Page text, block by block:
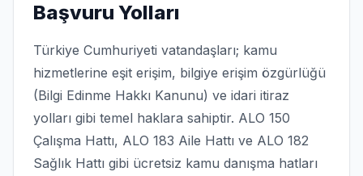
Başvuru Yolları
Türkiye Cumhuriyeti vatandaşları; kamu
hizmetlerine eşit erişim, bilgiye erişim özgürlüğü
(Bilgi Edinme Hakkı Kanunu) ve idari itiraz
yolları gibi temel haklara sahiptir. ALO 150
Çalışma Hattı, ALO 183 Aile Hattı ve ALO 182
Sağlık Hattı gibi ücretsiz kamu danışma hatları